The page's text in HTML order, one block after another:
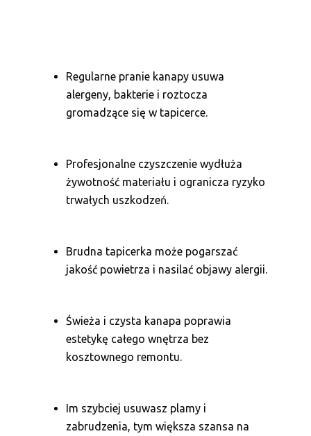
Regularne pranie kanapy usuwa
alergeny, bakterie i roztocza
gromadzące się w tapicerce.
Profesjonalne czyszczenie wydłuża
żywotność materiału i ogranicza ryzyko
trwałych uszkodzeń.
Brudna tapicerka może pogarszać
jakość powietrza i nasilać objawy alergii.
Świeża i czysta kanapa poprawia
estetykę całego wnętrza bez
kosztownego remontu.
Im szybciej usuwasz plamy i
zabrudzenia, tym większa szansa na